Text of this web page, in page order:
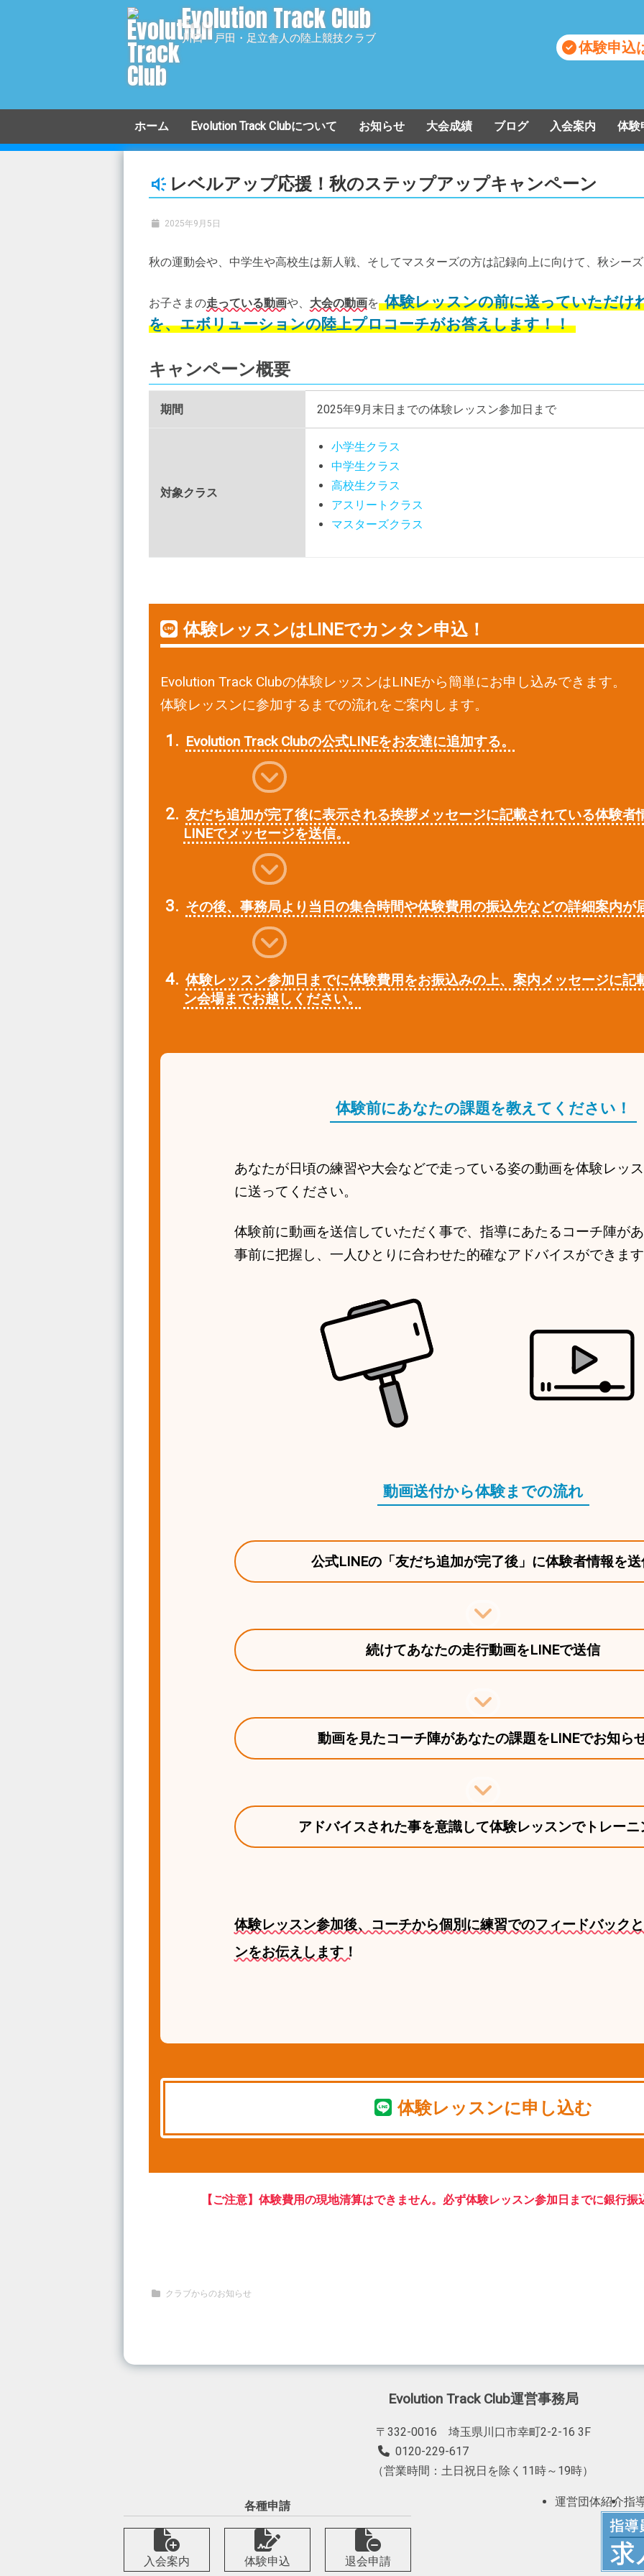
へ
動
Evolution Track Club
川口・戸田・足立舎人の陸上競技クラブ
体験申込
ホーム Evolution Track Clubについて
中学生クラス
高校生クラス
アスリートクラス
お知らせ 大会成績 ブログ 入会案内 体験
レベルアップ応援！秋のステップアップキャンペーン
2025年9月5日
秋の運動会や、中学生や高校生は新人戦、そしてマスターズの方は記録向上に向けて、秋シー
お子さまの走っている動画や、 大会の動画を 体験レッスンの前に送っていただけ
を、エボリューションの陸上プロコーチがお答えします！！
キャンペーン概要
期間 2025年9月末日までの体験レッスン参加日まで
対象クラス
小学生クラス
中学生クラス
高校生クラス
アスリートクラス
マスターズクラス
体験レッスンはLINEでカンタン申込！
Evolution Track Clubの体験レッスンはLINEから簡単にお申し込みできます。
体験レッスンに参加するまでの流れをご案内します。
Evolution Track Clubの公式LINEをお友達に追加する。
友だち追加が完了後に表示される挨拶メッセージに記載されている体験者
LINEでメッセージを送信。
その後、事務局より当日の集合時間や体験費用の振込先などの詳細案内が
体験レッスン参加日までに体験費用をお振込みの上、案内メッセージに記
ン会場までお越しください。
体験前にあなたの課題を教えてください！
あなたが日頃の練習や大会などで走っている姿の動画を体験レッ
に送ってください。
体験前に動画を送信していただく事で、指導にあたるコーチ陣が
事前に把握し、一人ひとりに合わせた的確なアドバイスができま
動画送付から体験までの流れ
公式LINEの「友だち追加が完了後」に体験者情報を
続けてあなたの走行動画をLINEで送信
動画を見たコーチ陣があなたの課題をLINEでお知ら
アドバイスされた事を意識して体験レッスンでトレーニ
体験レッスン参加後、コーチから個別に練習でのフィードバック
ンをお伝えします！
体験レッスンに申し込む
【ご注意】 体験費用の現地清算はできません。必ず体験レッスン参加日までに銀行振
クラブからのお知らせ
Evolution Track Club運営事務局
〒332-0016 埼玉県川口市幸町2-2-16 3F
0120-229-617
（営業時間：土日祝日を除く11時～19時）
各種申請
入会案内 体験申込 退会申請
運営団体紹介指